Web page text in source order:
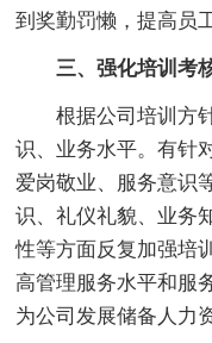
到奖勤罚懒，提高员
三、强化培训考
根据公司培训方针
识、业务水平。有针
爱岗敬业、服务意识
识、礼仪礼貌、业务
性等方面反复加强培
高管理服务水平和服
为公司发展储备人力